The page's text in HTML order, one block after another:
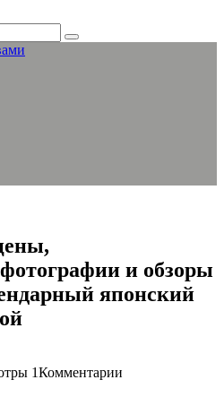
и обзоры
японский
1Комментарии